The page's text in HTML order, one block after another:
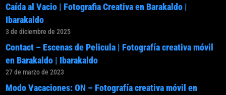
Caída al Vacio | Fotografia Creativa en Barakaldo |
Ibarakaldo
3 de diciembre de 2025
Contact – Escenas de Pelicula | Fotografía creativa móvil
en Barakaldo | Ibarakaldo
27 de marzo de 2023
Modo Vacaciones: ON – Fotografía creativa móvil en